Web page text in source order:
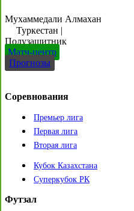
Мухаммедали Алмахан
Туркестан |
Полузащитник
Матч-центр
Прогнозы
Соревнования
Премьер лига
Первая лига
Вторая лига
Кубок Казахстана
Суперкубок РК
Футзал